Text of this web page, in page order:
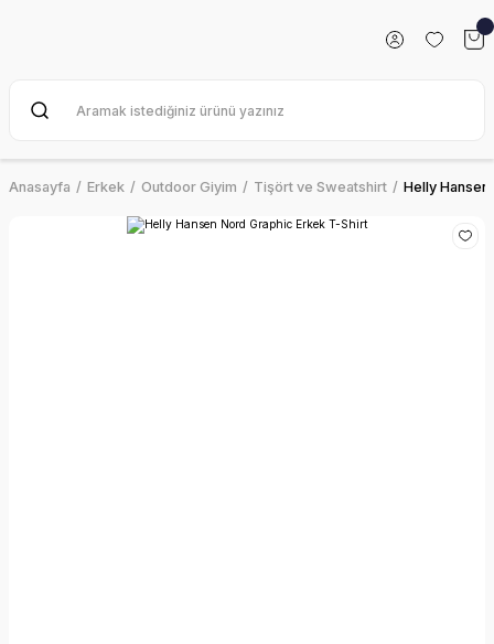
Anasayfa Erkek Outdoor Giyim Tişört ve Sweatshirt Helly